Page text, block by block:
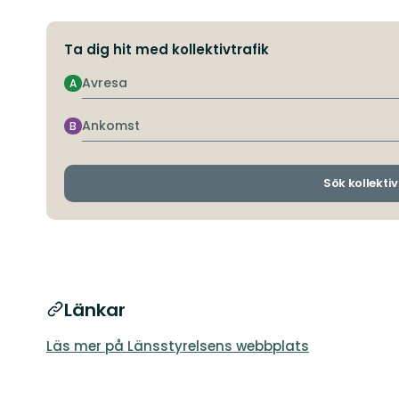
Ta dig hit med kollektivtrafik
Avresa
A
Ankomst
B
Sök
Länkar
Läs mer på Länsstyrelsens webbplats